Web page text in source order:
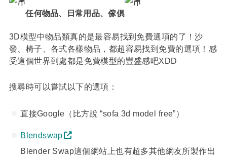
任何物品、日常用品、傢俱
3D模型中物品類真的是最容易找到免費選項的了！沙
發、椅子、各式各樣物品，都超容易找到免費的選項！感
受這個世界到處都是免費模型的豐盛感吧XDD
搜尋時可以嘗試以下的選項：
直接Google（比方說 “sofa 3d model free”）
Blendswap
Blender Swap這個網站上也有超多其他網友所製作出